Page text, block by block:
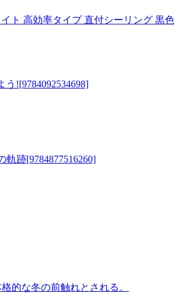
ト 高効率タイプ 直付シーリング 黒
![9784092534698]
跡[9784877516260]
的な冬の前触れとされる。